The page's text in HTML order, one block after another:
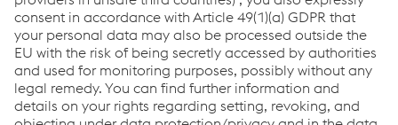
Contatto
Links